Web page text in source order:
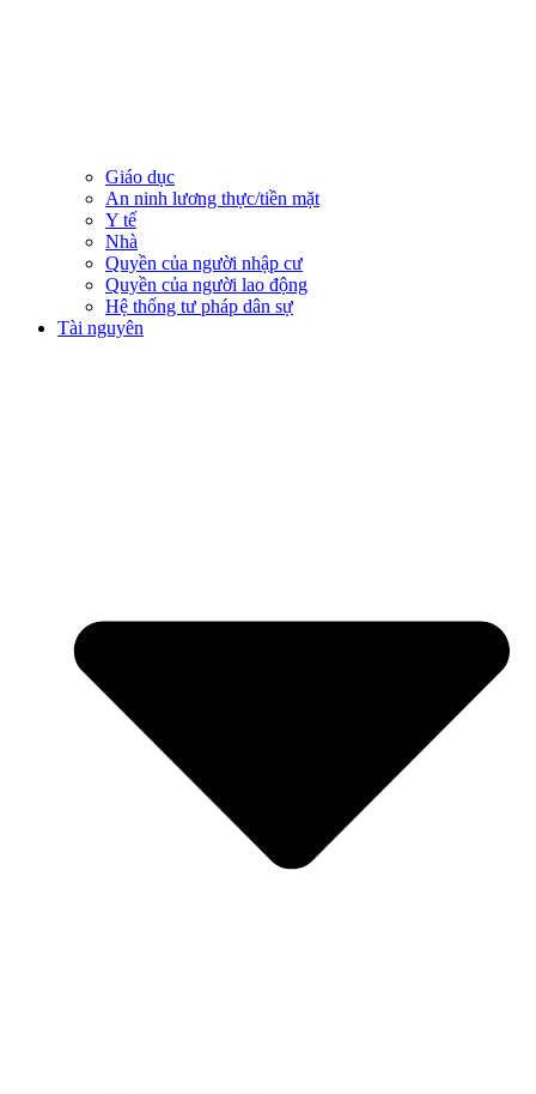
Giáo dục
An ninh lương thực/tiền mặt
Y tế
Nhà
Quyền của người nhập cư
Quyền của người lao động
Hệ thống tư pháp dân sự
Tài nguyên